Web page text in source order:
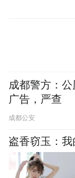
成都警方：
广告，严查
成都公安
盗香窃玉：